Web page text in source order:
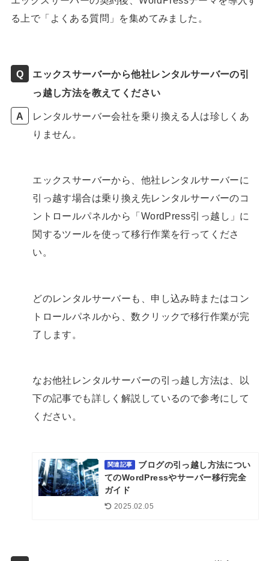
る上で「よくある質問」を集めてみました。
エックスサーバーから他社レンタルサーバーの引
っ越し方法を教えてください
レンタルサーバー会社を乗り換える人は珍しくあ
りません。
エックスサーバーから、他社レンタルサーバーに
引っ越す場合は乗り換え先レンタルサーバーのコ
ントロールパネルから「WordPress引っ越し」に
関するツールを使って移行作業を行ってくださ
い。
どのレンタルサーバーも、申し込み時またはコン
トロールパネルから、数クリックで移行作業が完
了します。
なお他社レンタルサーバーの引っ越し方法は、以
下の記事でも詳しく解説しているので参考にして
ください。
関連記事
ブログの引っ越し方法につい
てのWordPressやサーバー移行完全
ガイド
2025.02.05